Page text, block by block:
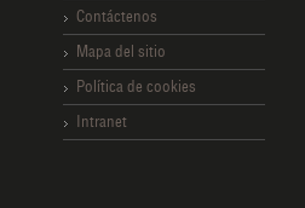
Contáctenos
Mapa del sitio
Política de cookies
Intranet